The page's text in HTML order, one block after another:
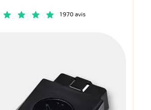
1970 avis